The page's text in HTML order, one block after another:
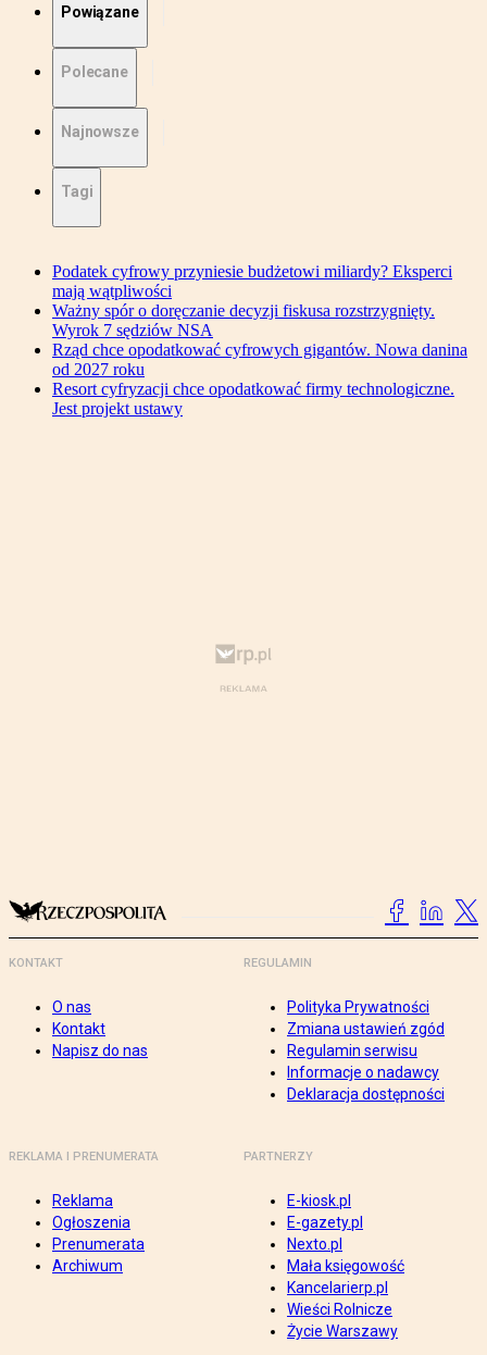
Powiązane
Polecane
Najnowsze
Tagi
Podatek cyfrowy przyniesie budżetowi miliardy? Eksperci
mają wątpliwości
Ważny spór o doręczanie decyzji fiskusa rozstrzygnięty.
Wyrok 7 sędziów NSA
Rząd chce opodatkować cyfrowych gigantów. Nowa danina
od 2027 roku
Resort cyfryzacji chce opodatkować firmy technologiczne.
Jest projekt ustawy
KONTAKT
O nas
Kontakt
Napisz do nas
REGULAMIN
Polityka Prywatności
Zmiana ustawień zgód
Regulamin serwisu
Informacje o nadawcy
Deklaracja dostępności
REKLAMA I PRENUMERATA
Reklama
Ogłoszenia
Prenumerata
Archiwum
PARTNERZY
E-kiosk.pl
E-gazety.pl
Nexto.pl
Mała księgowość
Kancelarierp.pl
Wieści Rolnicze
Życie Warszawy